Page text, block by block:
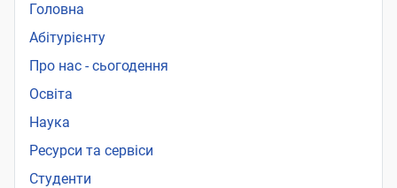
Головна
Абітурієнту
Про нас - сьогодення
Освіта
Наука
Ресурси та сервіси
Студенти